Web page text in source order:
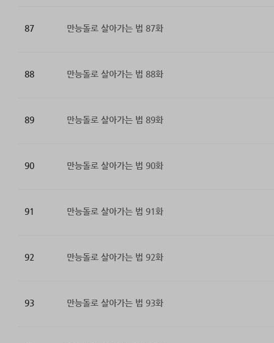
87 만능돌로 살아가는 법 87화
88 만능돌로 살아가는 법 88화
89 만능돌로 살아가는 법 89화
90 만능돌로 살아가는 법 90화
91 만능돌로 살아가는 법 91화
92 만능돌로 살아가는 법 92화
93 만능돌로 살아가는 법 93화